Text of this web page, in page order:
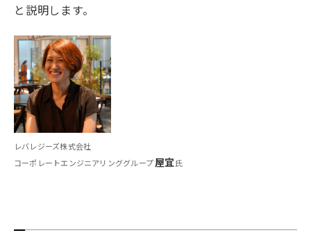
と説明します。
レバレジーズ株式会社
コーポレートエンジニアリンググループ屋宜氏